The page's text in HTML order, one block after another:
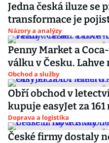
Jedna česká iluze se
transformace je
Názory a analýzy
Penny Market a
válku v Česku. Lahve
Obchod a služby
Obří obchod v
kupuje easyJet za
Doprava a logistika
České firmy dostaly